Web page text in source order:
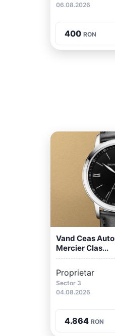
06.08.2026
400 RON
Vand Ceas
Mercier Clas...
Proprietar
Sector 3
04.08.2026
4.864 RON